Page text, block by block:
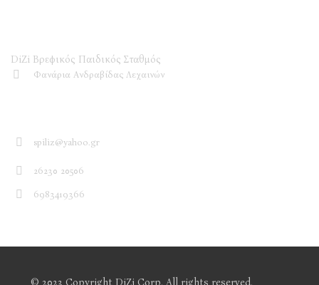
DiZi Βρεφικός Παιδικός Σταθμός
Φανάρια Ανδραβίδας Λεχαινών
spiliz@yahoo.gr
26230 20506
6983419366
© 2023 Copyright DiZi Corp. All rights reserved.